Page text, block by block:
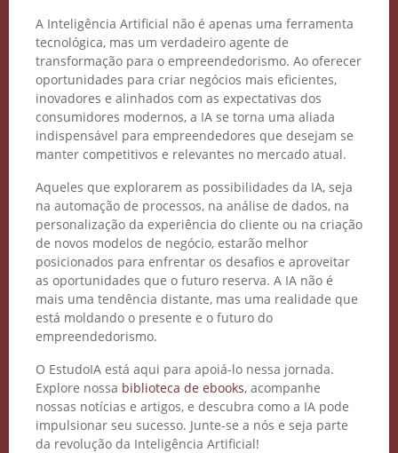
A Inteligência Artificial não é apenas uma ferramenta
tecnológica, mas um verdadeiro agente de
transformação para o empreendedorismo. Ao oferecer
oportunidades para criar negócios mais eficientes,
inovadores e alinhados com as expectativas dos
consumidores modernos, a IA se torna uma aliada
indispensável para empreendedores que desejam se
manter competitivos e relevantes no mercado atual.
Aqueles que explorarem as possibilidades da IA, seja
na automação de processos, na análise de dados, na
personalização da experiência do cliente ou na criação
de novos modelos de negócio, estarão melhor
posicionados para enfrentar os desafios e aproveitar
as oportunidades que o futuro reserva. A IA não é
mais uma tendência distante, mas uma realidade que
está moldando o presente e o futuro do
empreendedorismo.
O EstudoIA está aqui para apoiá-lo nessa jornada.
Explore nossa biblioteca de ebooks, acompanhe
nossas notícias e artigos, e descubra como a IA pode
impulsionar seu sucesso. Junte-se a nós e seja parte
da revolução da Inteligência Artificial!